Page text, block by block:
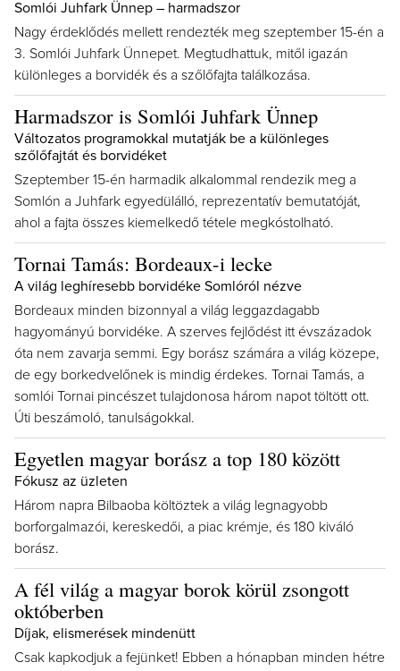
Somlói Juhfark Ünnep – harmadszor
Nagy érdeklődés mellett rendezték meg szeptember 15-én a
3. Somlói Juhfark Ünnepet. Megtudhattuk, mitől igazán
különleges a borvidék és a szőlőfajta találkozása.
Harmadszor is Somlói Juhfark Ünnep
Változatos programokkal mutatják be a különleges
szőlőfajtát és borvidéket
Szeptember 15-én harmadik alkalommal rendezik meg a
Somlón a Juhfark egyedülálló, reprezentatív bemutatóját,
ahol a fajta összes kiemelkedő tétele megkóstolható.
Tornai Tamás: Bordeaux-i lecke
A világ leghíresebb borvidéke Somlóról nézve
Bordeaux minden bizonnyal a világ leggazdagabb
hagyományú borvidéke. A szerves fejlődést itt évszázadok
óta nem zavarja semmi. Egy borász számára a világ közepe,
de egy borkedvelőnek is mindig érdekes. Tornai Tamás, a
somlói Tornai pincészet tulajdonosa három napot töltött ott.
Úti beszámoló, tanulságokkal.
Egyetlen magyar borász a top 180 között
Fókusz az üzleten
Három napra Bilbaoba költöztek a világ legnagyobb
borforgalmazói, kereskedői, a piac krémje, és 180 kiváló
borász.
A fél világ a magyar borok körül zsongott
októberben
Díjak, elismerések mindenütt
Csak kapkodjuk a fejünket! Ebben a hónapban minden hétre